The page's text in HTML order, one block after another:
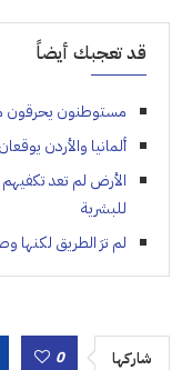
قد تعجبك أيضاً
مستوطنون يحرقون
ألمانيا والأردن يوقعان
الأرض لم تعد
للبشرية
لم ترَ الطريق لكنها
شاركها 0